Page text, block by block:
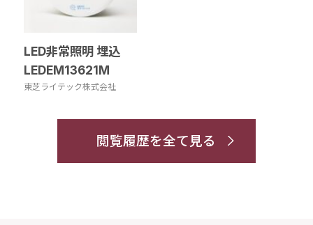
LED非常照明 埋込
LEDEM13621M
東芝ライテック株式会社
閲覧履歴を全て見る